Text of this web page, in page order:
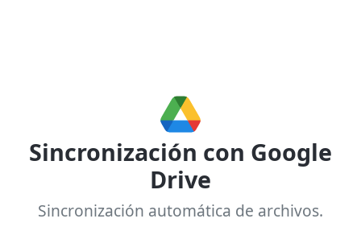
Sincronización con Google
Drive
Sincronización automática de archivos.